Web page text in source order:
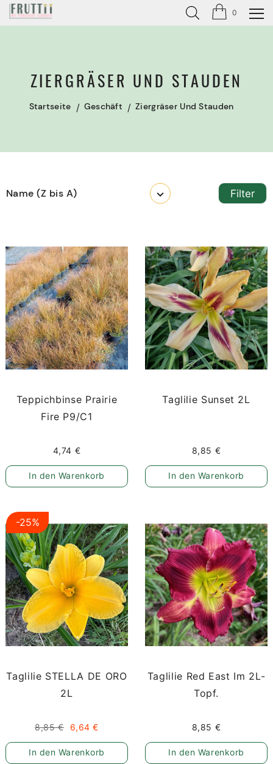
0
ZIERGRÄSER UND STAUDEN
Startseite Geschäft Ziergräser Und Stauden
Name (Z bis A) Filter
Teppichbinse Prairie
Fire P9/C1
4,74 €
In den Warenkorb
Taglilie Sunset 2L
8,85 €
In den Warenkorb
-25%
Taglilie STELLA DE ORO
2L
8,85 € 6,64 €
In den Warenkorb
Taglilie Red East Im 2L-
Topf.
8,85 €
In den Warenkorb